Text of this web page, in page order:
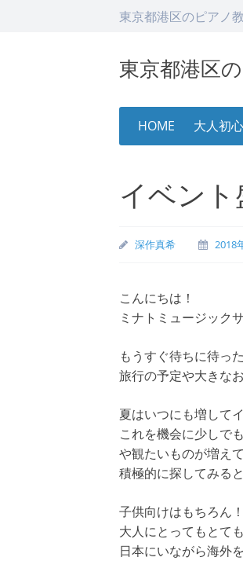
東京都港区のピアノ
東京都港区
to
HOME 大人初
イベン
深作真希 2018
こんにちは！
ミナトミュージック
もうすぐ待ちに待っ
旅行の予定や大きな
夏はいつにも増して
これを機会に少しで
や観たいものが増え
積極的に探してみる
子供向けはもちろん！
大人にとってもとて
日本にいながら海外